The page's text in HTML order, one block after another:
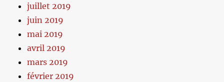
juillet 2019
juin 2019
mai 2019
avril 2019
mars 2019
février 2019